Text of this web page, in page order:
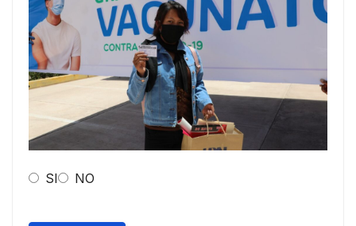
SI NO